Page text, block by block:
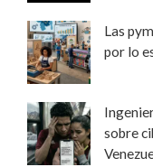
Las
por lo
sobre